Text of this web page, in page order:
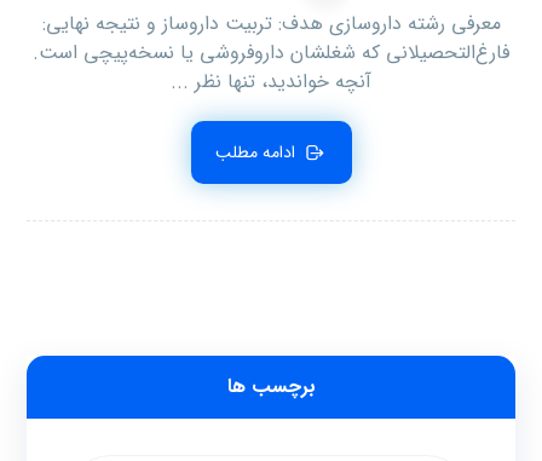
معرفی رشته داروسازی هدف: تربیت داروساز و نتیجه نهایی:
فارغ‌التحصیلانی که شغلشان داروفروشی یا نسخه‌پیچی است.
آنچه خواندید، تنها نظر ...
ادامه مطلب
برچسب ها